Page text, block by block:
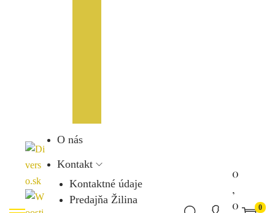
O nás
Kontakt
Kontaktné údaje
Predajňa Žilina
0
,
0
0